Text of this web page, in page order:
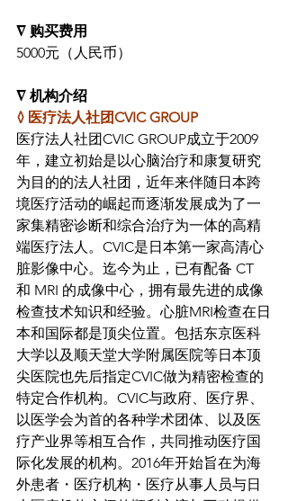
∇ 购买费用
5000元（人民币）
∇ 机构介绍
◊ 医疗法人社团CVIC GROUP
医疗法人社团CVIC GROUP成立于2009
年，建立初始是以心脑治疗和康复研究
为目的的法人社团，近年来伴随日本跨
境医疗活动的崛起而逐渐发展成为了一
家集精密诊断和综合治疗为一体的高精
端医疗法人。CVIC是日本第一家高清心
脏影像中心。迄今为止，已有配备 CT
和 MRI 的成像中心，拥有最先进的成像
检查技术知识和经验。心脏MRI检查在日
本和国际都是顶尖位置。包括东京医科
大学以及顺天堂大学附属医院等日本顶
尖医院也先后指定CVIC做为精密检查的
特定合作机构。CVIC与政府、医疗界、
以医学会为首的各种学术团体、以及医
疗产业界等相互合作，共同推动医疗国
际化发展的机构。2016年开始旨在为海
外患者・医疗机构・医疗从事人员与日